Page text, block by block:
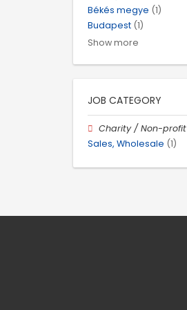
Békés megye (1)
Budapest (1)
Show more
JOB CATEGORY
Charity / Non-profit
Sales, Wholesale (1)